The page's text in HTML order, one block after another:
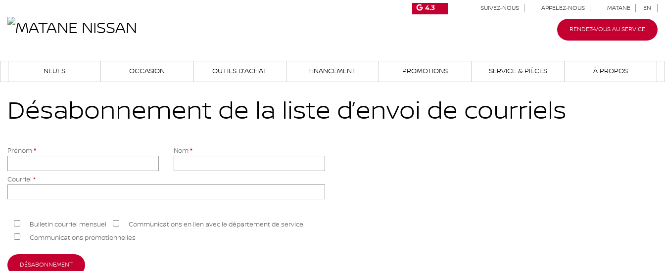
4.3 SUIVEZ-NOUS APPELEZ-NOUS MATANE EN
RENDEZ-VOUS AU SERVICE
NEUFS OCCASION OUTILS D’ACHAT FINANCEMENT PROMOTIONS SERVICE & PIÈCES À PROPOS
Désabonnement de la liste d’envoi de courriels
Prénom* Nom*
Courriel *
Bulletin courriel mensuel
Communications en lien avec le département de service
Communications promotionnelles